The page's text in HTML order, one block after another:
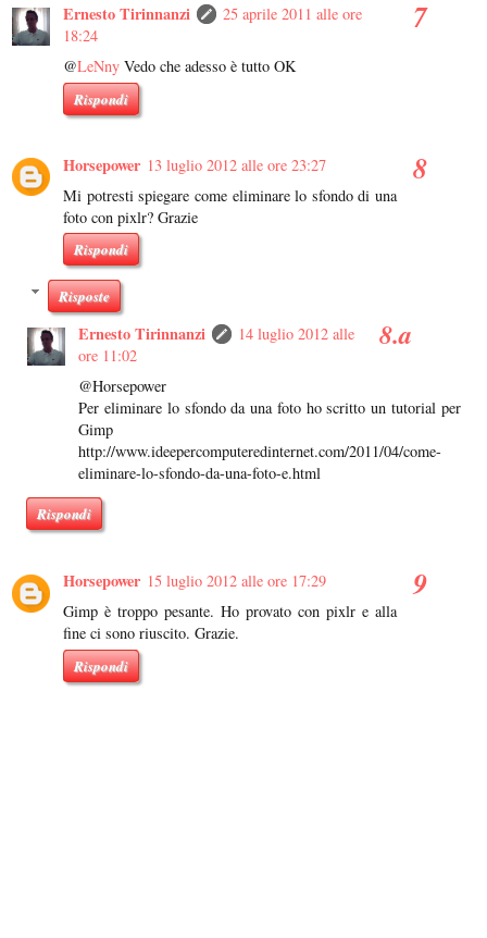
Ernesto Tirinnanzi
25 aprile 2011 alle ore
18:24
@LeNny Vedo che adesso è tutto OK
Rispondi
Horsepower 13 luglio 2012 alle ore 23:27
Mi potresti spiegare come eliminare lo sfondo di una
foto con pixlr? Grazie
Rispondi
Risposte
Ernesto Tirinnanzi
14 luglio 2012 alle
ore 11:02
@Horsepower
Per eliminare lo sfondo da una foto ho scritto un tutorial per
Gimp
http://www.ideepercomputeredinternet.com/2011/04/come-
eliminare-lo-sfondo-da-una-foto-e.html
Rispondi
Horsepower 15 luglio 2012 alle ore 17:29
Gimp è troppo pesante. Ho provato con pixlr e alla
fine ci sono riuscito. Grazie.
Rispondi